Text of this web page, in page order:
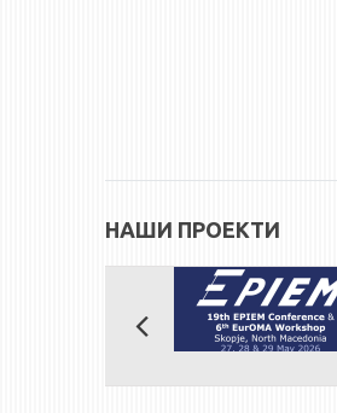
НАШИ ПРОЕКТИ